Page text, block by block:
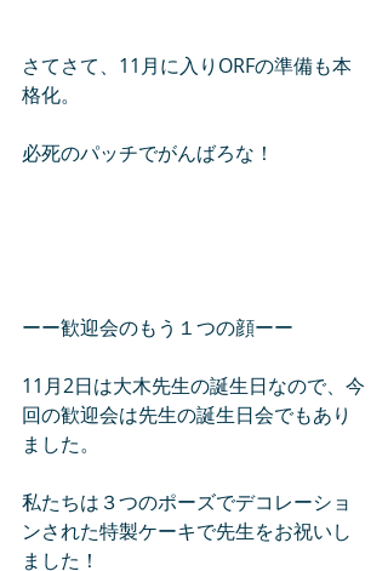
さてさて、11月に入りORFの準備も本
格化。
必死のパッチでがんばろな！
ーー歓迎会のもう１つの顔ーー
11月2日は大木先生の誕生日なので、今
回の歓迎会は先生の誕生日会でもあり
ました。
私たちは３つのポーズでデコレーショ
ンされた特製ケーキで先生をお祝いし
ました！